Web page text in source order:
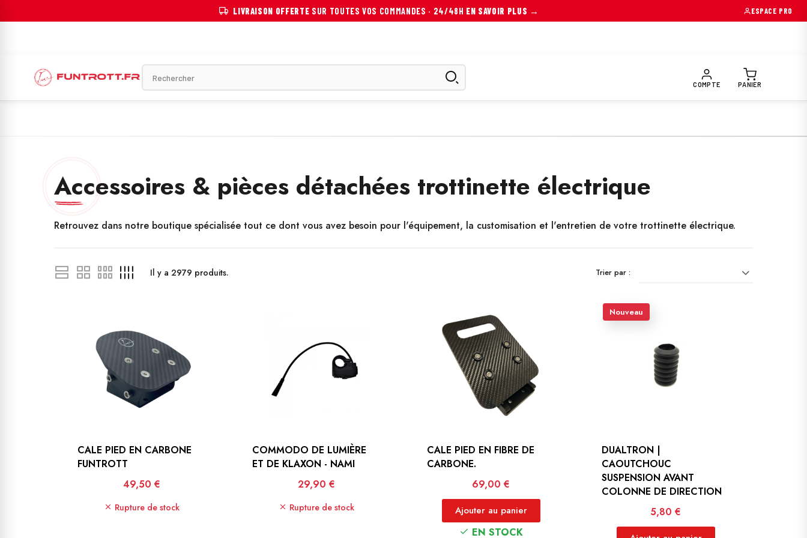
LIVRAISON OFFERTE SUR TOUTES VOS COMMANDES · 24/48H EN SAVOIR PLUS → ESPACE PRO
COMPTE PANIER
ÉLECTRIQUE VÉLO ÉLECTRIQUE AUTRES MOBILITÉS EQUIPEMENTS PILOTE PRÉPARATION
Accessoires & pièces détachées trottinette électrique
Retrouvez dans notre boutique spécialisée tout ce dont vous avez besoin pour l'équipement, la customisation et l'entretien de votre trottinette électrique.
Il y a 2979 produits. Trier par :
CALE PIED EN CARBONE
FUNTROTT
Prix
49,50 €
Rupture de stock
COMMODO DE LUMIÈRE
ET DE KLAXON - NAMI
Prix
29,90 €
Rupture de stock
CALE PIED EN FIBRE DE
CARBONE.
Prix
69,00 €
Ajouter au panier
EN STOCK
DUALTRON |
CAOUTCHOUC
SUSPENSION AVANT
COLONNE DE DIRECTION
Prix
5,80 €
Nouveau